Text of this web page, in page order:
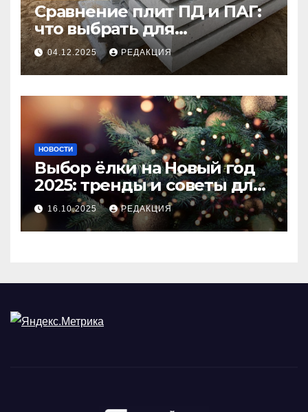
Сравнение плит ПД и ПАГ:
что выбрать для
долговечного и прочного
покрытия
04.12.2025 РЕДАКЦИЯ
НОВОСТИ
Выбор ёлки на Новый год
2025: тренды и советы для
идеального праздника
16.10.2025 РЕДАКЦИЯ